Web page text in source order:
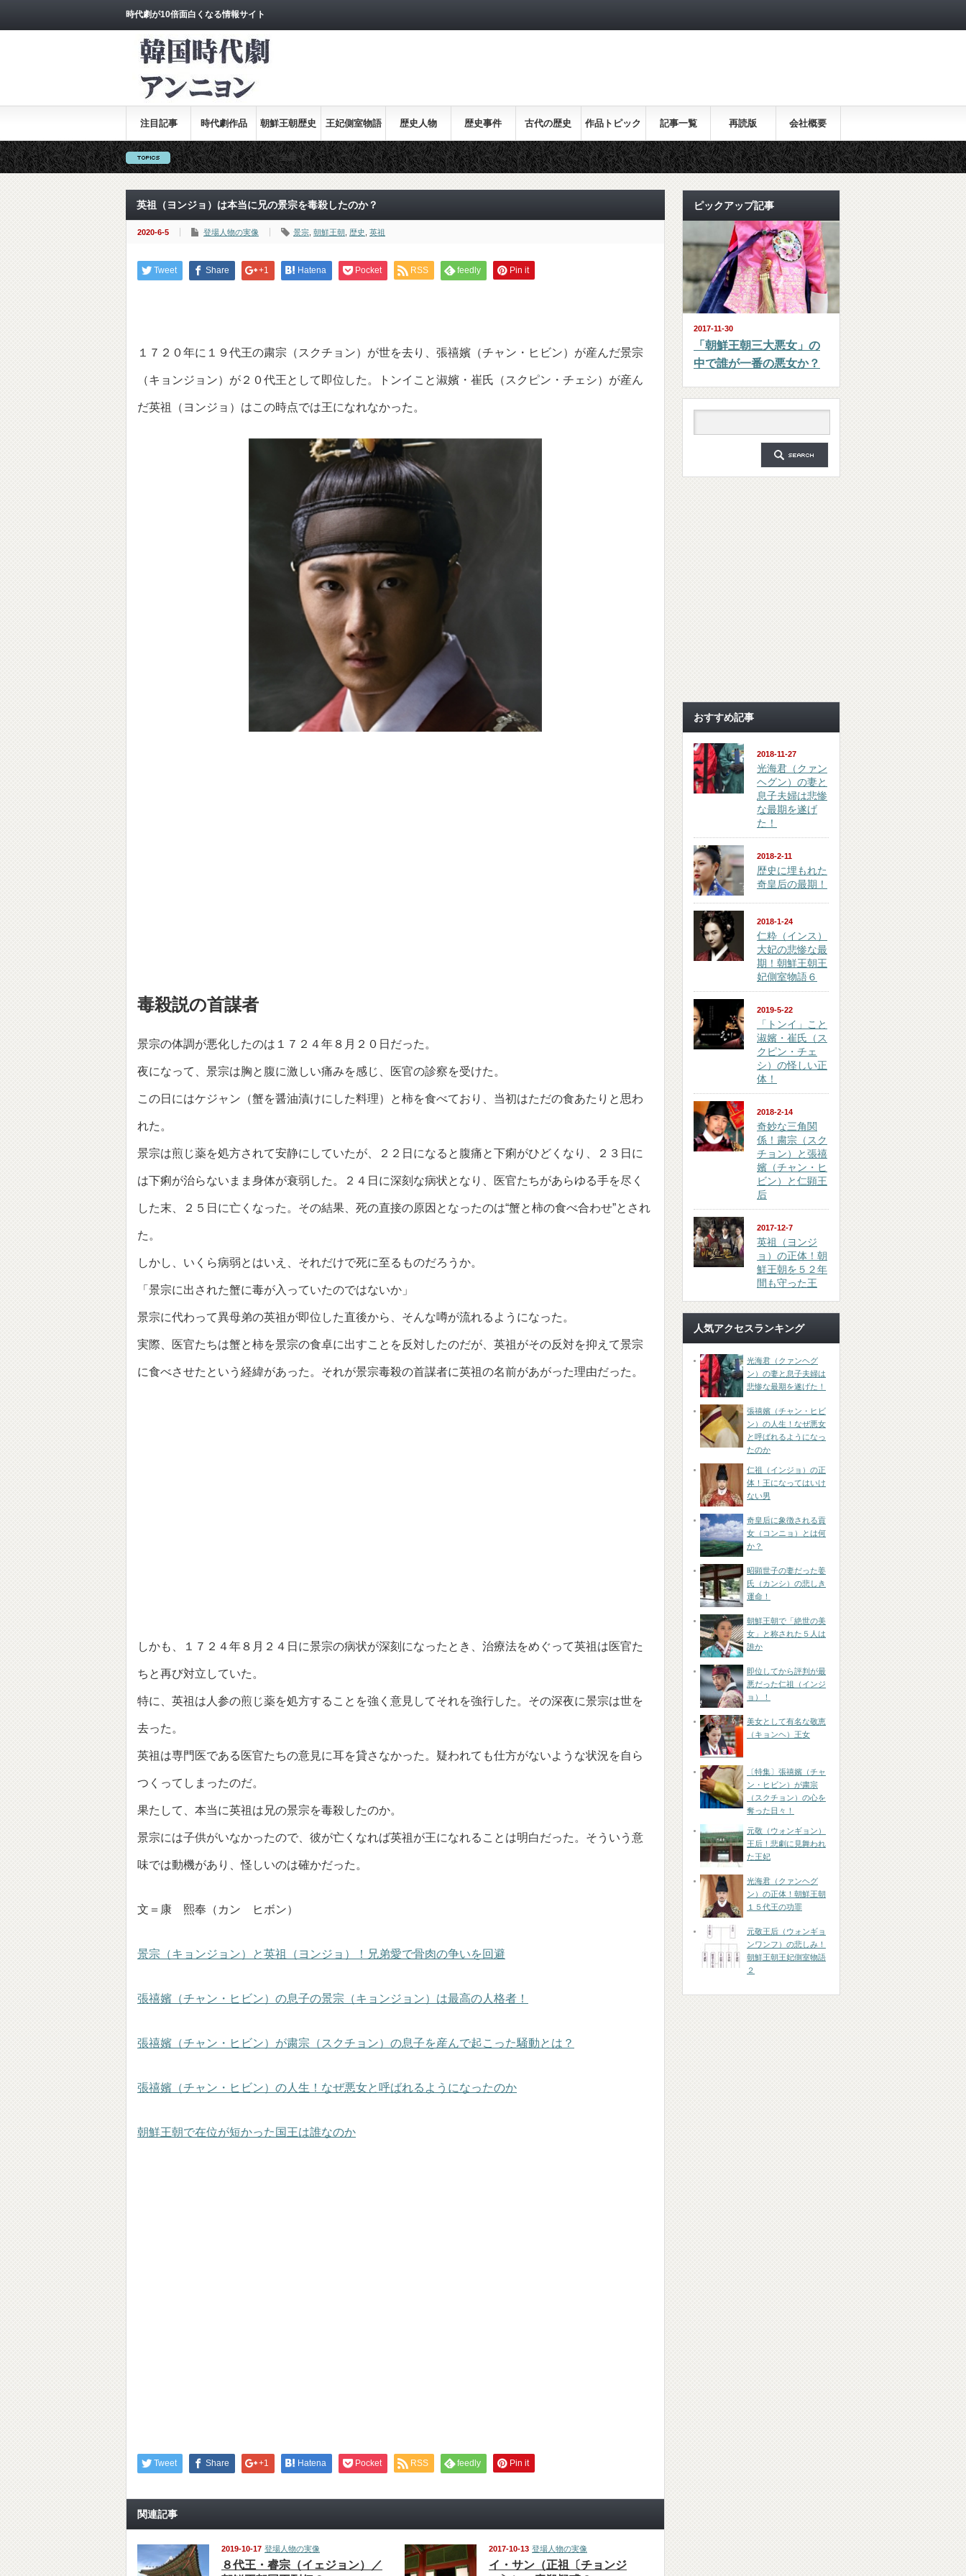
時代劇が10倍面白くなる情報サイト
注目記事 時代劇作品 朝鮮王朝歴史
全集
王妃側室物語 歴史人物 歴史事件 古代の歴史 作品トピック
ス
記事一覧 再読版 会社概要
英祖（ヨンジョ）は本当に兄の景宗を毒殺したのか？
2020-6-5 登場人物の実像 景宗 朝鮮王朝 歴史 英祖
Tweet Share +1 Hatena Pocket RSS feedly Pin it
１７２０年に１９代王の粛宗（スクチョン）が世を去り、張禧嬪（チャン・ヒビン）が産んだ景宗
（キョンジョン）が２０代王として即位した。トンイこと淑嬪・崔氏（スクピン・チェシ）が産ん
だ英祖（ヨンジョ）はこの時点では王になれなかった。
毒殺説の首謀者
景宗の体調が悪化したのは１７２４年８月２０日だった。
夜になって、景宗は胸と腹に激しい痛みを感じ、医官の診察を受けた。
この日にはケジャン（蟹を醤油漬けにした料理）と柿を食べており、当初はただの食あたりと思わ
れた。
景宗は煎じ薬を処方されて安静にしていたが、２２日になると腹痛と下痢がひどくなり、２３日に
は下痢が治らないまま身体が衰弱した。２４日に深刻な病状となり、医官たちがあらゆる手を尽く
した末、２５日に亡くなった。その結果、死の直接の原因となったのは“蟹と柿の食べ合わせ”とされ
た。
しかし、いくら病弱とはいえ、それだけで死に至るものだろうか。
「景宗に出された蟹に毒が入っていたのではないか」
景宗に代わって異母弟の英祖が即位した直後から、そんな噂が流れるようになった。
実際、医官たちは蟹と柿を景宗の食卓に出すことを反対したのだが、英祖がその反対を抑えて景宗
に食べさせたという経緯があった。それが景宗毒殺の首謀者に英祖の名前があがった理由だった。
しかも、１７２４年８月２４日に景宗の病状が深刻になったとき、治療法をめぐって英祖は医官た
ちと再び対立していた。
特に、英祖は人参の煎じ薬を処方することを強く意見してそれを強行した。その深夜に景宗は世を
去った。
英祖は専門医である医官たちの意見に耳を貸さなかった。疑われても仕方がないような状況を自ら
つくってしまったのだ。
果たして、本当に英祖は兄の景宗を毒殺したのか。
景宗には子供がいなかったので、彼が亡くなれば英祖が王になれることは明白だった。そういう意
味では動機があり、怪しいのは確かだった。
文＝康 熙奉（カン ヒボン）
景宗（キョンジョン）と英祖（ヨンジョ）！兄弟愛で骨肉の争いを回避
張禧嬪（チャン・ヒビン）の息子の景宗（キョンジョン）は最高の人格者！
張禧嬪（チャン・ヒビン）が粛宗（スクチョン）の息子を産んで起こった騒動とは？
張禧嬪（チャン・ヒビン）の人生！なぜ悪女と呼ばれるようになったのか
朝鮮王朝で在位が短かった国王は誰なのか
Tweet Share +1 Hatena Pocket RSS feedly Pin it
関連記事
2019-10-17 登場人物の実像
８代王・睿宗（イェジョン）／
2017-10-13 登場人物の実像
イ・サン（正祖〔チョンジ
ピックアップ記事
2017-11-30
「朝鮮王朝三大悪女」の
中で誰が一番の悪女か？
おすすめ記事
2018-11-27
光海君（クァン
ヘグン）の妻と
息子夫婦は悲惨
な最期を遂げ
た！
2018-2-11
歴史に埋もれた
奇皇后の最期！
2018-1-24
仁粋（インス）
大妃の悲惨な最
期！朝鮮王朝王
妃側室物語６
2019-5-22
「トンイ」こと
淑嬪・崔氏（ス
クピン・チェ
シ）の怪しい正
体！
2018-2-14
奇妙な三角関
係！粛宗（スク
チョン）と張禧
嬪（チャン・ヒ
ビン）と仁顕王
后
2017-12-7
英祖（ヨンジ
ョ）の正体！朝
鮮王朝を５２年
間も守った王
人気アクセスランキング
光海君（クァンヘグ
ン）の妻と息子夫婦は
悲惨な最期を遂げた！
張禧嬪（チャン・ヒビ
ン）の人生！なぜ悪女
と呼ばれるようになっ
たのか
仁祖（インジョ）の正
体！王になってはいけ
ない男
奇皇后に象徴される貢
女（コンニョ）とは何
か？
昭顕世子の妻だった姜
氏（カンシ）の悲しき
運命！
朝鮮王朝で「絶世の美
女」と称された５人は
誰か
即位してから評判が最
悪だった仁祖（インジ
ョ）！
美女として有名な敬恵
（キョンヘ）王女
〔特集〕張禧嬪（チャ
ン・ヒビン）が粛宗
（スクチョン）の心を
奪った日々！
元敬（ウォンギョン）
王后！悲劇に見舞われ
た王妃
光海君（クァンヘグ
ン）の正体！朝鮮王朝
１５代王の功罪
元敬王后（ウォンギョ
ンワンフ）の悲しみ！
朝鮮王朝王妃側室物語
２